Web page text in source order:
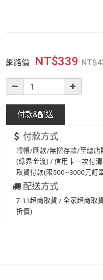
網路價 NT$339 NT$
付款&配送
付款方式
轉帳/匯款/無摺存款/至總店
(綠界金流) / 信用卡一次付
取貨付款(限500~3000元訂
配送方式
7-11超商取貨 / 全家超商取
折價)